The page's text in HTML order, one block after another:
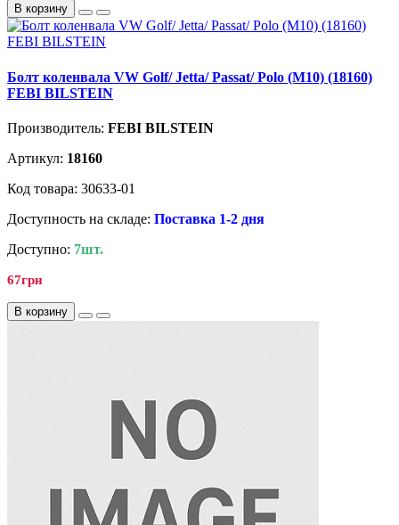
В корзину
Болт коленвала VW Golf/ Jetta/ Passat/ Polo (M10) (18160)
FEBI BILSTEIN
Производитель: FEBI BILSTEIN
Артикул: 18160
Код товара: 30633-01
Доступность на складе: Поставка 1-2 дня
Доступно: 7шт.
67грн
В корзину